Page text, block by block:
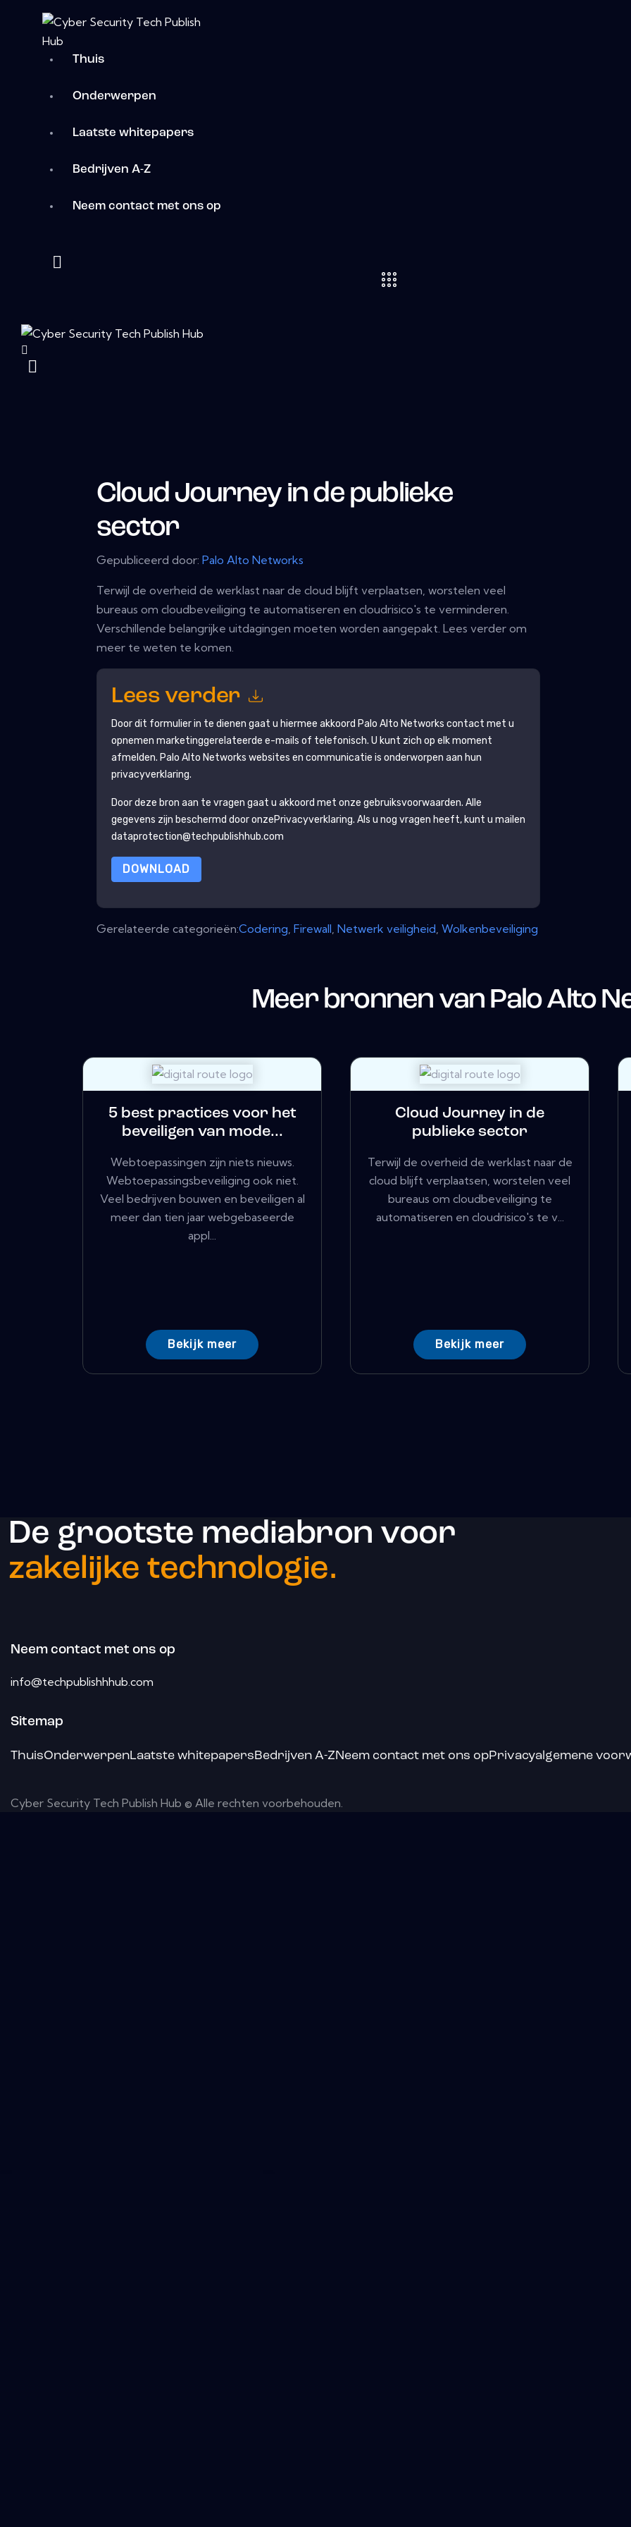
Thuis
Onderwerpen
Laatste whitepapers
Bedrijven A-Z
Neem contact met ons op
Cloud Journey in de publieke
sector
Gepubliceerd door: Palo Alto Networks
Terwijl de overheid de werklast naar de cloud blijft verplaatsen, worstelen veel
bureaus om cloudbeveiliging te automatiseren en cloudrisico's te verminderen.
Verschillende belangrijke uitdagingen moeten worden aangepakt. Lees verder om
meer te weten te komen.
Lees verder
Door dit formulier in te dienen gaat u hiermee akkoord Palo Alto Networks contact met u
opnemen marketinggerelateerde e-mails of telefonisch. U kunt zich op elk moment
afmelden. Palo Alto Networks websites en communicatie is onderworpen aan hun
privacyverklaring.
Door deze bron aan te vragen gaat u akkoord met onze gebruiksvoorwaarden. Alle
gegevens zijn beschermd door onzePrivacyverklaring. Als u nog vragen heeft, kunt u mailen
dataprotection@techpublishhub.com
DOWNLOAD
Gerelateerde categorieën:Codering, Firewall, Netwerk veiligheid, Wolkenbeveiliging
Meer bronnen van Palo Alto
5 best practices voor het
beveiligen van mode...
Webtoepassingen zijn niets nieuws.
Webtoepassingsbeveiliging ook niet.
Veel bedrijven bouwen en beveiligen al
meer dan tien jaar webgebaseerde
appl...
Bekijk meer
Cloud Journey in de
publieke sector
Terwijl de overheid de werklast naar de
cloud blijft verplaatsen, worstelen veel
bureaus om cloudbeveiliging te
automatiseren en cloudrisico's te v...
Bekijk meer
De grootste mediabron voor
zakelijke technologie.
Neem contact met ons op
info@techpublishhhub.com
Sitemap
ThuisOnderwerpenLaatste whitepapersBedrijven A-ZNeem contact met ons opPrivacyalgemene
Cyber ​​Security Tech Publish Hub © Alle rechten voorbehouden.